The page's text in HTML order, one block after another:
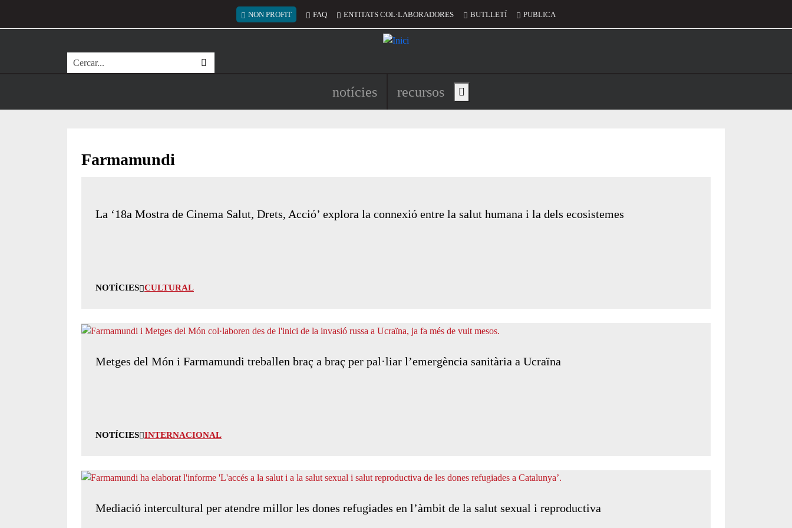
Menú del compte d'usuari
NON PROFIT FAQ ENTITATS COL·LABORADORES BUTLLETÍ PUBLICA
Cerca
Navegació principal de l'encapçalament
notícies recursos Show main menu
Farmamundi
La ‘18a Mostra de Cinema Salut, Drets, Acció’ explora la connexió entre la salut humana i la dels ecosistemes
NOTÍCIES CULTURAL
Metges del Món i Farmamundi treballen braç a braç per pal·liar l’emergència sanitària a Ucraïna
NOTÍCIES INTERNACIONAL
Mediació intercultural per atendre millor les dones refugiades en l’àmbit de la salut sexual i reproductiva